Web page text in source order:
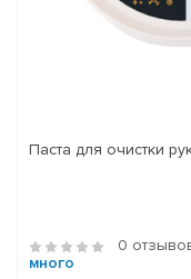
Паста для очистки
0
много